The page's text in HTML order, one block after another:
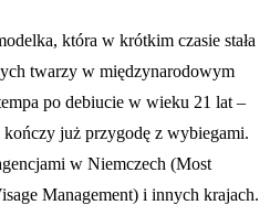
która w krótkim czasie stała
twarzy w międzynarodowym
po debiucie w wieku 21 lat –
już przygodę z wybiegami.
w Niemczech (Most
Management) i innych krajach.